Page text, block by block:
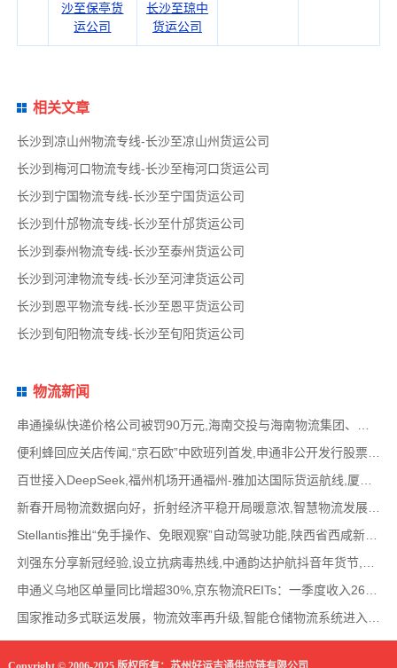
沙至保亭货
运公司
长沙至琼中
货运公司
相关文章
长沙到凉山州物流专线-长沙至凉山州货运公司
长沙到梅河口物流专线-长沙至梅河口货运公司
长沙到宁国物流专线-长沙至宁国货运公司
长沙到什邡物流专线-长沙至什邡货运公司
长沙到泰州物流专线-长沙至泰州货运公司
长沙到河津物流专线-长沙至河津货运公司
长沙到恩平物流专线-长沙至恩平货运公司
长沙到旬阳物流专线-长沙至旬阳货运公司
物流新闻
便利蜂回应关店传闻,“京石欧”中欧班列首发,申通非公开发行股票方案失效,老挝中通和老挝
百世接入DeepSeek,福州机场开通福州-雅加达国际货运航线,厦门拟立法保障网约配送员劳动权益
新春开局物流数据向好，折射经济平稳开局暖意浓,智慧物流发展迅猛，新一代信息技术深度融
Stellantis推出“免手操作、免眼观察”自动驾驶功能,陕西省西咸新区公示首批智能网联道路测试